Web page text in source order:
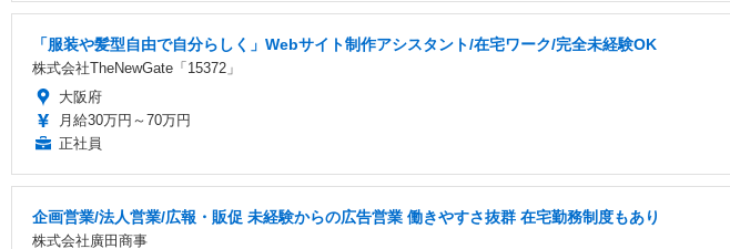
「服装や髪型自由で自分らしく」Webサイト制作アシスタント/在宅ワーク/完全未経験OK
株式会社TheNewGate「15372」
大阪府
月給30万円～70万円
正社員
企画営業/法人営業/広報・販促 未経験からの広告営業 働きやすさ抜群 在宅勤務制度もあり
株式会社廣田商事